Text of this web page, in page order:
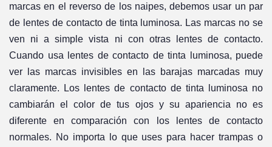
marcas en el reverso de los naipes, debemos usar un par
de lentes de contacto de tinta luminosa. Las marcas no se
ven ni a simple vista ni con otras lentes de contacto.
Cuando usa lentes de contacto de tinta luminosa, puede
ver las marcas invisibles en las barajas marcadas muy
claramente. Los lentes de contacto de tinta luminosa no
cambiarán el color de tus ojos y su apariencia no es
diferente en comparación con los lentes de contacto
normales. No importa lo que uses para hacer trampas o